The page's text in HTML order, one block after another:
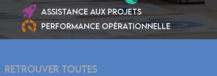
ASSISTANCE AUX PROJETS
PERFORMANCE OPÉRATIONNELLE
RETROUVER TOUTES